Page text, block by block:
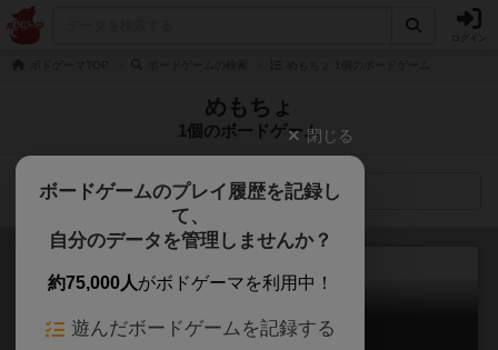
めもちょ
1個のボードゲーム
検索メニュー
雷轟：山吹
閉じる
ボードゲームのプレイ履歴を記録し
て、
自分のデータを管理しませんか？
約75,000人がボドゲーマを利用中！
遊んだボードゲームを記録する